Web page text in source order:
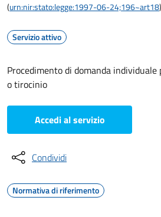
(urn:nir:stato:legge:1997-06-24;196~art18)
Servizio attivo
Procedimento di domanda
o tirocinio
Accedi al servizio
Condividi
Normativa di riferimento